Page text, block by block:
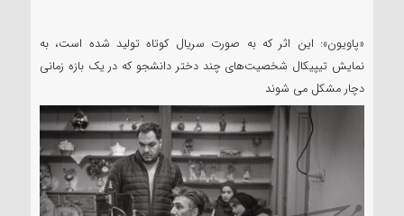
«پاویون»: این اثر که به صورت سریال کوتاه تولید شده است، به
نمایش تیپیکال شخصیت‌های چند دختر دانشجو که در یک بازه زمانی
دچار مشکل می شوند